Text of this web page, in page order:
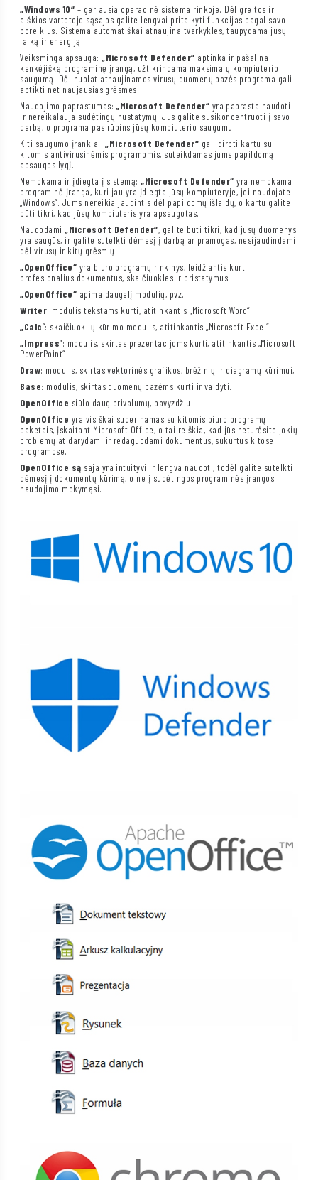
„Windows 10“ – geriausia operacinė sistema rinkoje. Dėl greitos ir
aiškios vartotojo sąsajos galite lengvai pritaikyti funkcijas pagal savo
poreikius. Sistema automatiškai atnaujina tvarkykles, taupydama jūsų
laiką ir energiją.
Veiksminga apsauga:„Microsoft Defender“ aptinka ir pašalina
kenkėjišką programinę įrangą, užtikrindama maksimalų kompiuterio
saugumą. Dėl nuolat atnaujinamos virusų duomenų bazės programa gali
aptikti net naujausias grėsmes.
Naudojimo paprastumas:„Microsoft Defender“ yra paprasta naudoti
ir nereikalauja sudėtingų nustatymų. Jūs galite susikoncentruoti į savo
darbą, o programa pasirūpins jūsų kompiuterio saugumu.
Kiti saugumo įrankiai:„Microsoft Defender“ gali dirbti kartu su
kitomis antivirusinėmis programomis, suteikdamas jums papildomą
apsaugos lygį.
Nemokama ir įdiegta į sistemą:„Microsoft Defender“ yra nemokama
programinė įranga, kuri jau yra įdiegta jūsų kompiuteryje, jei naudojate
„Windows“. Jums nereikia jaudintis dėl papildomų išlaidų, o kartu galite
būti tikri, kad jūsų kompiuteris yra apsaugotas.
Naudodami„Microsoft Defender“, galite būti tikri, kad jūsų duomenys
yra saugūs, ir galite sutelkti dėmesį į darbą ar pramogas, nesijaudindami
dėl virusų ir kitų grėsmių.
„OpenOffice“ yra biuro programų rinkinys, leidžiantis kurti
profesionalius dokumentus, skaičiuokles ir pristatymus.
„OpenOffice“ apima daugelį modulių, pvz.
Writer: modulis tekstams kurti, atitinkantis „Microsoft Word“
„Calc“: skaičiuoklių kūrimo modulis, atitinkantis „Microsoft Excel“
„Impress“: modulis, skirtas prezentacijoms kurti, atitinkantis „Microsoft
PowerPoint“
Draw: modulis, skirtas vektorinės grafikos, brėžinių ir diagramų kūrimui,
Base: modulis, skirtas duomenų bazėms kurti ir valdyti.
OpenOffice siūlo daug privalumų, pavyzdžiui:
OpenOffice yra visiškai suderinamas su kitomis biuro programų
paketais, įskaitant Microsoft Office, o tai reiškia, kad jūs neturėsite jokių
problemų atidarydami ir redaguodami dokumentus, sukurtus kitose
programose.
OpenOffice są saja yra intuityvi ir lengva naudoti, todėl galite sutelkti
dėmesį į dokumentų kūrimą, o ne į sudėtingos programinės įrangos
naudojimo mokymąsi.